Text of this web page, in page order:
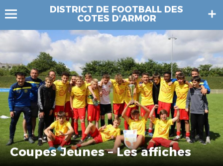
DISTRICT DE FOOTBALL DES
COTES D'ARMOR
Coupes Jeunes – Les affiches